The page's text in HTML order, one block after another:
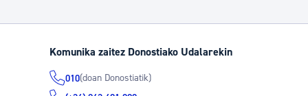
Komunika zaitez Donostiako Udalarekin
010(doan Donostiatik)